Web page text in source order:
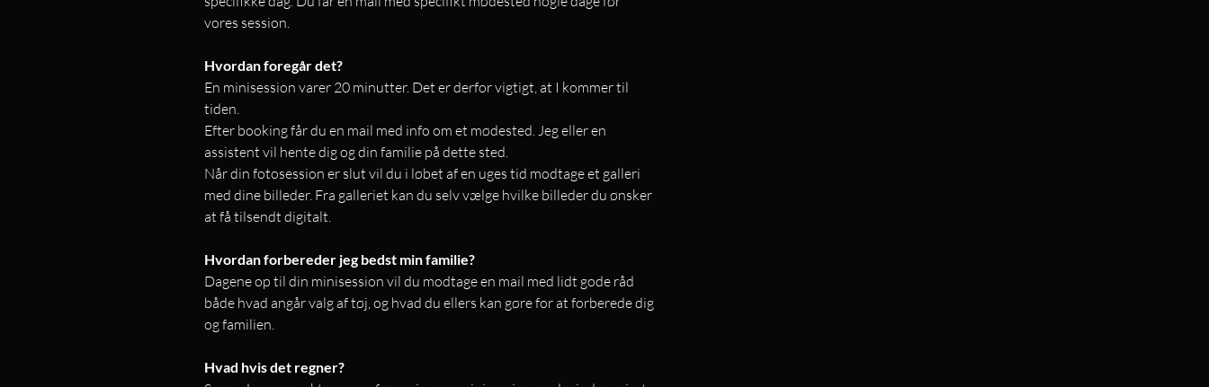
vores session.
Hvordan foregår det?
En minisession varer 20 minutter. Det er derfor vigtigt, at I kommer til
tiden.
Efter booking får du en mail med info om et mødested. Jeg eller en
assistent vil hente dig og din familie på dette sted.
Når din fotosession er slut vil du i løbet af en uges tid modtage et galleri
med dine billeder. Fra galleriet kan du selv vælge hvilke billeder du ønsker
at få tilsendt digitalt.
Hvordan forbereder jeg bedst min familie?
Dagene op til din minisession vil du modtage en mail med lidt gode råd
både hvad angår valg af tøj, og hvad du ellers kan gøre for at forberede dig
og familien.
Hvad hvis det regner?